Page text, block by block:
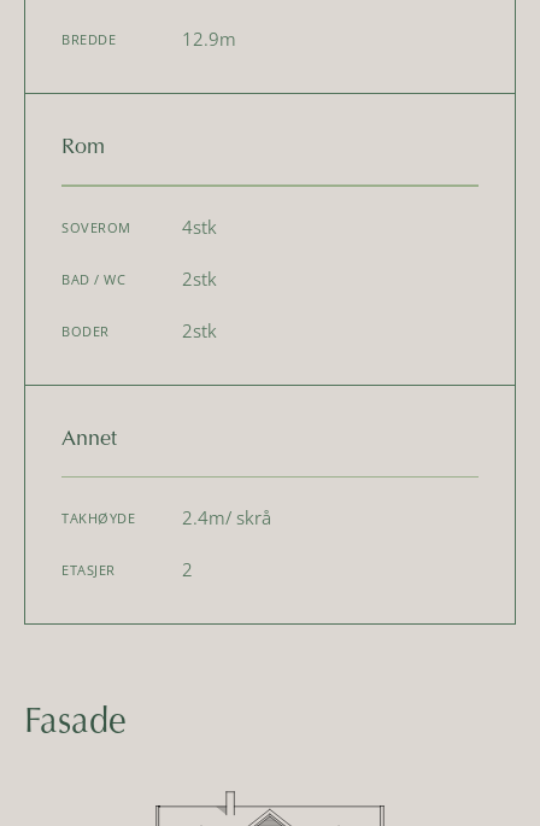
BREDDE 12.9m
Rom
SOVEROM 4stk
BAD / WC 2stk
BODER 2stk
Annet
TAKHØYDE 2.4m/ skrå
ETASJER 2
Fasade